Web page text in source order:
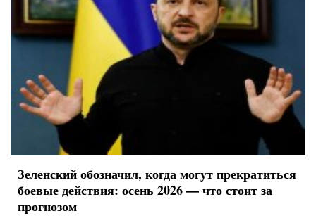
Зеленский обозначил, когда могут прекратиться
боевые действия: осень 2026 — что стоит за
прогнозом